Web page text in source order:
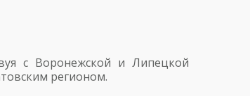
с Воронежской и Липецкой
регионом.